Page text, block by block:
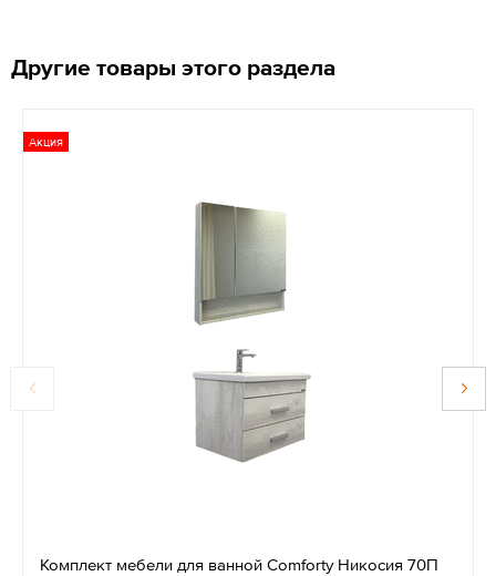
Другие товары этого раздела
Акция
Комплект мебели для ванной Comforty Никосия 70П